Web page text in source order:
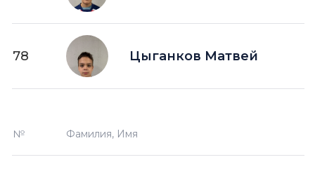
78 Цыганков Матвей
№ Фамилия, Имя